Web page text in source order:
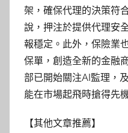
架，確保代理的決策符
說，押注於提供代理安
報穩定。此外，保險業
保單，創造全新的金融
部已開始關注AI監理，
能在市場起飛時搶得先
【其他文章推薦】